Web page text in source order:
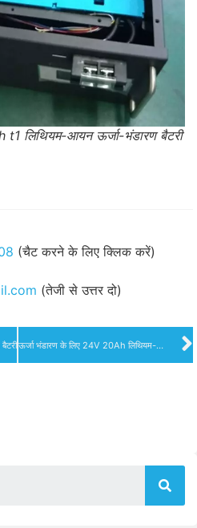
लिथियम-आयन ऊर्जा-भंडारण बैटरी
(चैट करने के लिए क्लिक करें)
(तेजी से उत्तर दो)
ऊर्जा भंडारण के लिए 24V 20Ah लिथियम-आयन बैटरी